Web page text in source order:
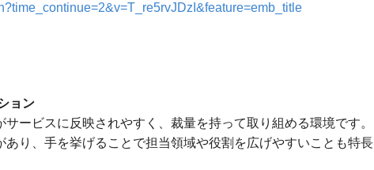
ョン
ービスに反映されやすく、裁量を持って取り組める環境です。
り、手を挙げることで担当領域や役割を広げやすいことも特長